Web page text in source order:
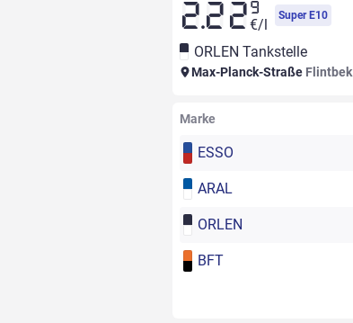
2.22 9
€/l
Super E10
ORLEN Tankstelle
Max-Planck-Straße Flintbek
Marke
ESSO
ARAL
ORLEN
BFT